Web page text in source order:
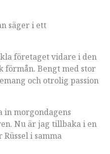
säger i ett
företaget vidare i den
förmån. Bengt med stor
och otrolig passion
in morgondagens
Nu är jag tillbaka i en
i samma